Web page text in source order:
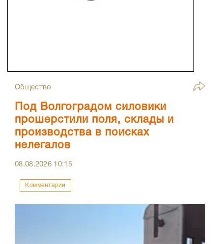
Общество
Под Волгоградом силовики
прошерстили поля, склады и
производства в поисках
нелегалов
08.08.2026 10:15
Комментарии